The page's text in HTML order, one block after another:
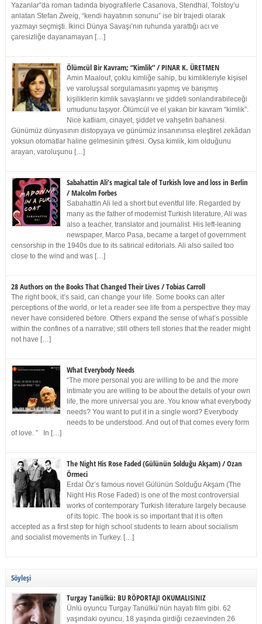
Yazanlar”da roman tadında biyografilerle Casanova, Stendhal, Tolstoy’u
anlatan Stefan Zweig, “kendi hayatının sonunu” ise bir trajedi olarak
yazmayı seçmişti. İkinci Dünya Savaşı’nın ruhunda yarattığı acı ve
çaresizliğe dayanamayan […]
Ölümcül Bir Kavram; “Kimlik” / PINAR K. ÜRETMEN
Amin Maalouf, çoklu kimliğe sahip, bu kimlikleriyle kişisel
ve varoluşsal sorgulamasını yapmış ve barışmış
kişiliklerin kimlik savaşlarını ve şiddeti sonlandırabileceği
umudunu taşıyor. Ölümcül ve el yakan bir kavram “kimlik”.
Nice katliam, cinayet, şiddet ve vahşetin bahanesi.
Günümüz dünyasının distopyaya ve günümüz insanınınsa eleştirel zekâdan
yoksun otomatlar haline gelmesinin şifresi. Oysa kimlik, kim olduğunu
arayan, varoluşunu […]
Sabahattin Ali’s magical tale of Turkish love and loss in Berlin
/ Malcolm Forbes
Sabahattin Ali led a short but eventful life. Regarded by
many as the father of modernist Turkish literature, Ali was
also a teacher, translator and journalist. His left-leaning
newspaper, Marco Pasa, became a target of government
censorship in the 1940s due to its satirical editorials. Ali also sailed too
close to the wind and was […]
28 Authors on the Books That Changed Their Lives / Tobias Carroll
The right book, it’s said, can change your life. Some books can alter
perceptions of the world, or let a reader see life from a perspective they may
never have considered before. Others expand the sense of what’s possible
within the confines of a narrative; still others tell stories that the reader might
not have […]
What Everybody Needs
“The more personal you are willing to be and the more
intimate you are willing to be about the details of your own
life, the more universal you are. You know what everybody
needs? You want to put it in a single word? Everybody
needs to be understood. And out of that comes every form
of love. ” In […]
The Night His Rose Faded (Gülünün Solduğu Akşam) / Ozan
Örmeci
Erdal Öz’s famous novel Gülünün Solduğu Akşam (The
Night His Rose Faded) is one of the most controversial
works of contemporary Turkish literature largely because
of its topic. The book is so important that it is often
accepted as a first step for high school students to learn about socialism
and socialist movements in Turkey. […]
Söyleşi
Turgay Tanülkü: BU RÖPORTAJI OKUMALISINIZ
Ünlü oyuncu Turgay Tanülkü’nün hayatı film gibi. 62
yaşındaki oyuncu, 18 yaşında girdiği cezaevinden 26